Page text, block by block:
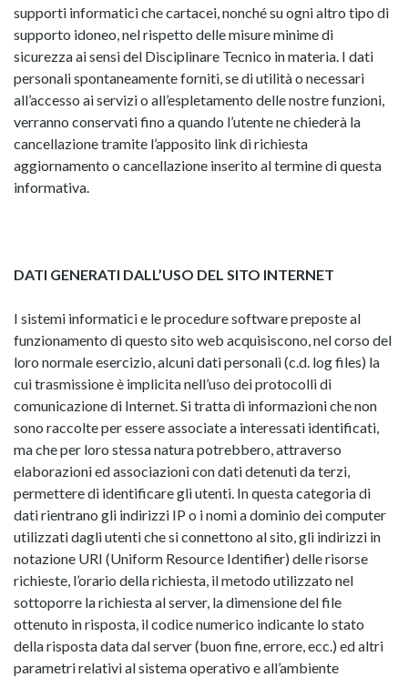
supporti informatici che cartacei, nonché su ogni altro tipo di
supporto idoneo, nel rispetto delle misure minime di
sicurezza ai sensi del Disciplinare Tecnico in materia. I dati
personali spontaneamente forniti, se di utilità o necessari
all’accesso ai servizi o all’espletamento delle nostre funzioni,
verranno conservati fino a quando l’utente ne chiederà la
cancellazione tramite l’apposito link di richiesta
aggiornamento o cancellazione inserito al termine di questa
informativa.
DATI GENERATI DALL’USO DEL SITO INTERNET
I sistemi informatici e le procedure software preposte al
funzionamento di questo sito web acquisiscono, nel corso del
loro normale esercizio, alcuni dati personali (c.d. log files) la
cui trasmissione è implicita nell’uso dei protocolli di
comunicazione di Internet. Si tratta di informazioni che non
sono raccolte per essere associate a interessati identificati,
ma che per loro stessa natura potrebbero, attraverso
elaborazioni ed associazioni con dati detenuti da terzi,
permettere di identificare gli utenti. In questa categoria di
dati rientrano gli indirizzi IP o i nomi a dominio dei computer
utilizzati dagli utenti che si connettono al sito, gli indirizzi in
notazione URI (Uniform Resource Identifier) delle risorse
richieste, l’orario della richiesta, il metodo utilizzato nel
sottoporre la richiesta al server, la dimensione del file
ottenuto in risposta, il codice numerico indicante lo stato
della risposta data dal server (buon fine, errore, ecc.) ed altri
parametri relativi al sistema operativo e all’ambiente